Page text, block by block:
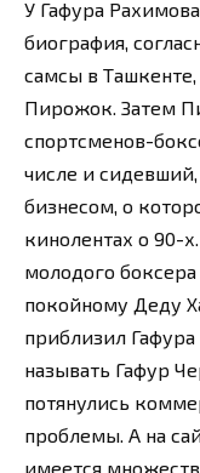
У Гафура
биография,
самсы в
Пирожок. Затем
спортсменов-
числе и сидевший,
бизнесом, о
кинолентах о 90-
молодого
покойному Деду
приблизил
называть Гафур
потянулись
проблемы. А на
имеется